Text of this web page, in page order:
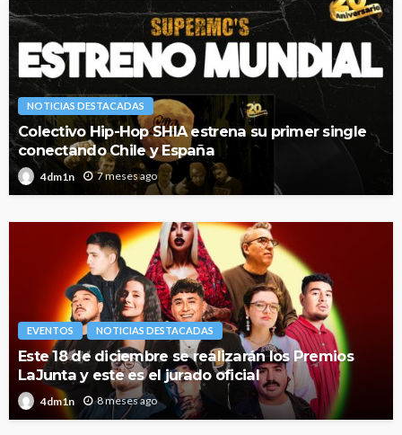
NOTICIAS DESTACADAS
Colectivo Hip-Hop SHIA estrena su primer single
conectando Chile y España
4dm1n 7 meses ago
EVENTOS NOTICIAS DESTACADAS
Este 18 de diciembre se realizarán los Premios
LaJunta y este es el jurado oficial
4dm1n 8 meses ago